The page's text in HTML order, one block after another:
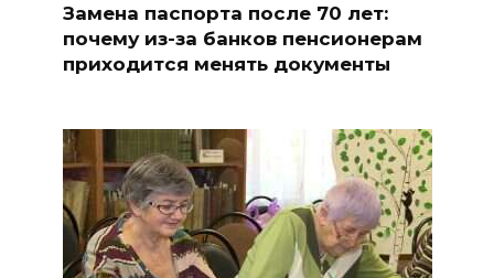
Замена паспорта после 70 лет:
почему из-за банков пенсионерам
приходится менять документы